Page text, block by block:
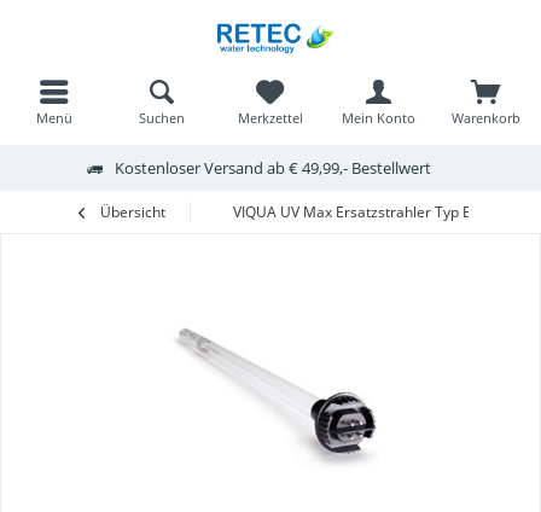
Kostenloser Versand ab € 49,99,- Bestellwert
Menü Warenkorb
Merkzettel Mein Konto
Suchen
Übersicht VIQUA UV Max Ersatzstrahler Typ B4